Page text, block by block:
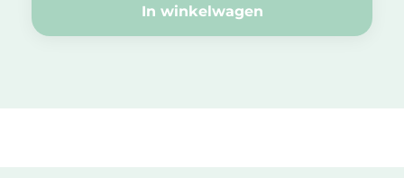
In winkelwagen